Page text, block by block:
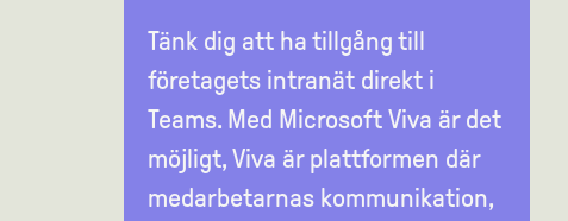
Tänk dig att ha tillgång till
företagets intranät direkt i
Teams. Med Microsoft Viva är det
möjligt, Viva är plattformen där
medarbetarnas kommunikation,